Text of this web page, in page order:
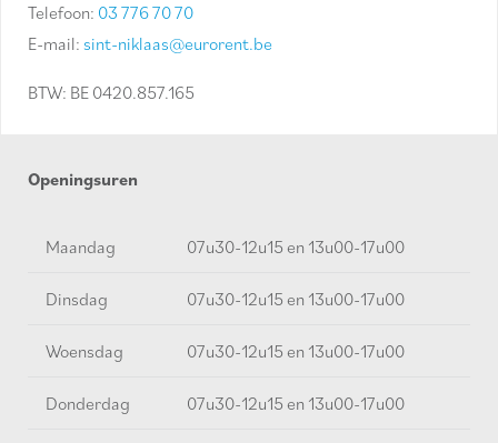
Telefoon: 03 776 70 70
E-mail: sint-niklaas@eurorent.be
BTW: BE 0420.857.165
Openingsuren
Maandag 07u30-12u15 en 13u00-17u00
Dinsdag 07u30-12u15 en 13u00-17u00
Woensdag 07u30-12u15 en 13u00-17u00
Donderdag 07u30-12u15 en 13u00-17u00